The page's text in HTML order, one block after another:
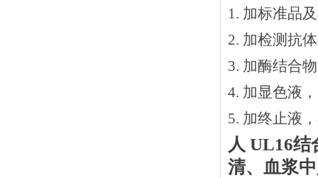
1. 加标准品
2. 加检测抗
3. 加酶结合
4. 加显色液
5. 加终止液
人 UL16结
清、血浆